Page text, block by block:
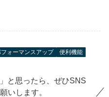
ォーマンスアップ 便利機能
と思ったら、ぜひSNS
いします。